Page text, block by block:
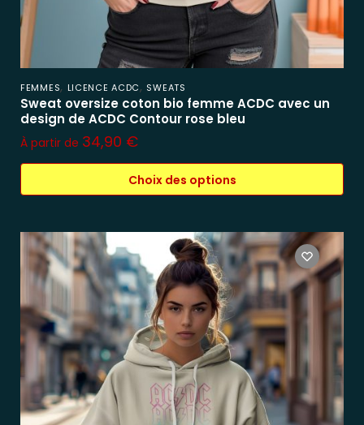
FEMMES, LICENCE ACDC, SWEATS
Sweat oversize coton bio femme ACDC avec un
design de ACDC Contour rose bleu
À partir de 34,90 €
Choix des options